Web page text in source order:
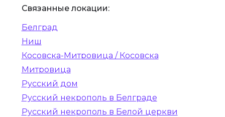
Связанные локации:
Белград
Ниш
Косовска-Митровица / Косовска
Митровица
Русский дом
Русский некрополь в Белграде
Русский некрополь в Белой церкви